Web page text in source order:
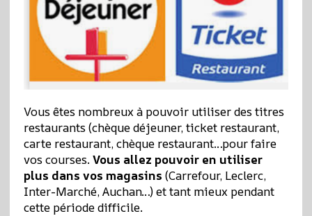
Vous êtes nombreux à pouvoir utiliser des titres
restaurants (chèque déjeuner, ticket restaurant,
carte restaurant, chèque restaurant…pour faire
vos courses. Vous allez pouvoir en utiliser
plus dans vos magasins (Carrefour, Leclerc,
Inter-Marché, Auchan…) et tant mieux pendant
cette période difficile.